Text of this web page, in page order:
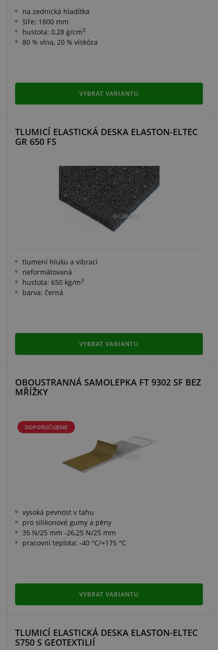
na zednická hladítka
šíře: 1800 mm
hustota: 0,28 g/cm3
80 % vlna, 20 % viskóza
VYBRAT VARIANTU
TLUMICÍ ELASTICKÁ DESKA ELASTON-ELTEC
GR 650 FS
tlumení hluku a vibrací
neformátovaná
hustota: 650 kg/m3
barva: černá
VYBRAT VARIANTU
OBOUSTRANNÁ SAMOLEPKA FT 9302 SF BEZ
MŘÍŽKY
DOPORUČUJEME
vysoká pevnost v tahu
pro silikonové gumy a pěny
35 N/25 mm -26,25 N/25 mm
pracovní teplota: -40 °C/+175 °C
VYBRAT VARIANTU
TLUMICÍ ELASTICKÁ DESKA ELASTON-ELTEC
S750 S GEOTEXTILIÍ